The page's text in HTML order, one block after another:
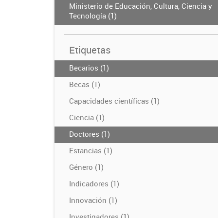
Ministerio de Educación, Cultura, Ciencia y
Tecnología (1)
Etiquetas
Becarios (1)
Becas (1)
Capacidades científicas (1)
Ciencia (1)
Doctores (1)
Estancias (1)
Género (1)
Indicadores (1)
Innovación (1)